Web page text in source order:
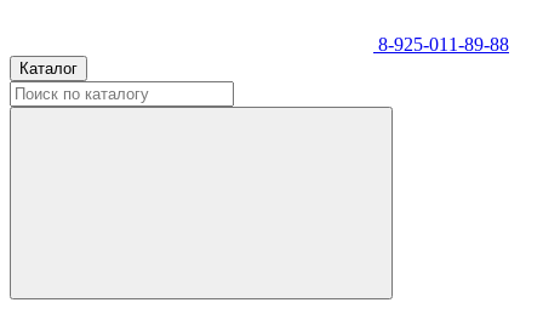
8-925-011-89-88
Каталог